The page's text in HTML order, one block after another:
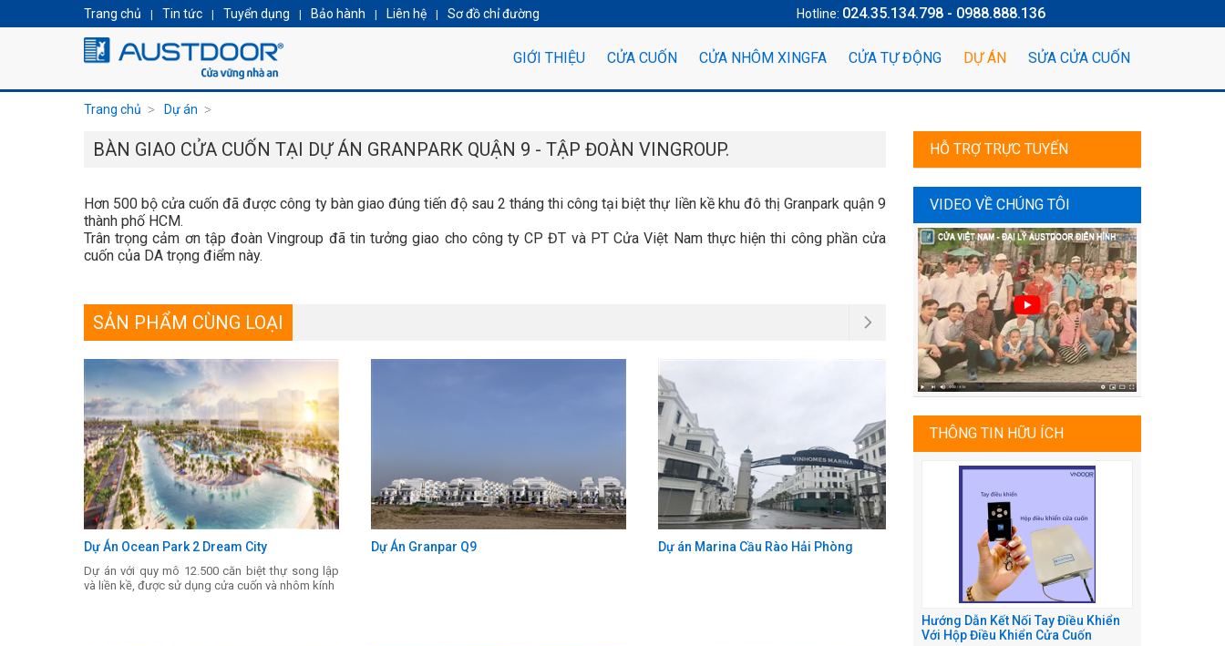
Trang chủ Dự án
SỬA CỬA CUỐN
DỰ ÁN
CỬA TỰ ĐỘNG
CỬA NHÔM XINGFA
CỬA CUỐN
GIỚI THIỆU
BÀN GIAO CỬA CUỐN TẠI DỰ ÁN GRANPARK QUẬN 9 - TẬP ĐOÀN VINGROUP.
Hơn 500 bộ cửa cuốn đã được công ty bàn giao đúng tiến độ sau 2 tháng thi công tại biệt thự liền kề khu đô thị Granpark quận 9
thành phố HCM.
Trân trọng cảm ơn tập đoàn Vingroup đã tin tưởng giao cho công ty CP ĐT và PT Cửa Việt Nam thực hiện thi công phần cửa
cuốn của DA trọng điểm này.
SẢN PHẨM CÙNG LOẠI
Dự Án Ocean Park 2 Dream City
Dự án với quy mô 12.500 căn biệt thự song lập
và liền kề, được sử dụng cửa cuốn và nhôm kính
Dự Án Granpar Q9 Dự án Marina Cầu Rào Hải Phòng
HỖ TRỢ TRỰC TUYẾN
VIDEO VỀ CHÚNG TÔI
THÔNG TIN HỮU ÍCH
Hướng Dẫn Kết Nối Tay Điều Khiển
Với Hộp Điều Khiển Cửa Cuốn
Hotline: 024.35.134.798 - 0988.888.136
Trang chủ Tin tức Tuyển dụng Bảo hành Liên hệ Sơ đồ chỉ đường